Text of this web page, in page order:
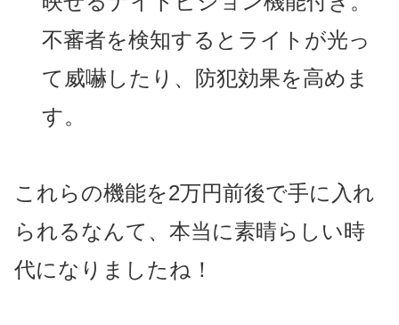
不審者を検知するとライトが光っ
て威嚇したり、防犯効果を高めま
す。
これらの機能を2万円前後で手に入れ
られるなんて、本当に素晴らしい時
代になりましたね！